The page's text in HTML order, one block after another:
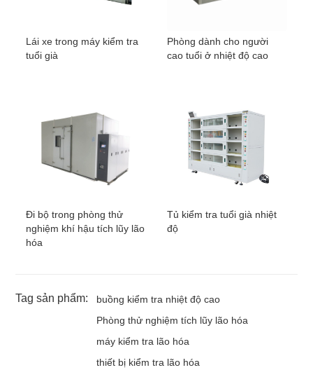
Lái xe trong máy kiểm tra
tuổi già
Phòng dành cho người
cao tuổi ở nhiệt độ cao
Đi bộ trong phòng thử
nghiệm khí hậu tích lũy lão
hóa
Tủ kiểm tra tuổi già nhiệt
độ
Tag sản phẩm:
buồng kiểm tra nhiệt độ cao
Phòng thử nghiệm tích lũy lão hóa
máy kiểm tra lão hóa
thiết bị kiểm tra lão hóa